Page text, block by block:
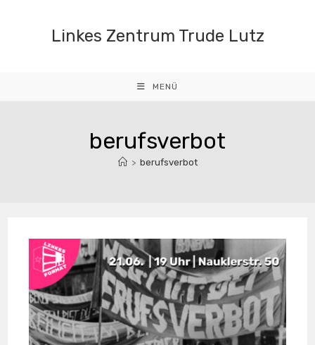
Linkes Zentrum Trude Lutz
MENÜ
berufsverbot
> berufsverbot